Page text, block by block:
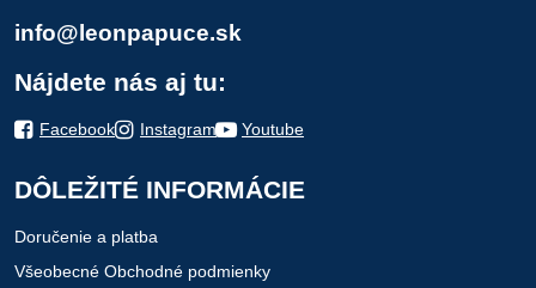
info@leonpapuce.sk
Nájdete nás aj tu:
Facebook Instagram Youtube
DÔLEŽITÉ INFORMÁCIE
Doručenie a platba
Všeobecné Obchodné podmienky